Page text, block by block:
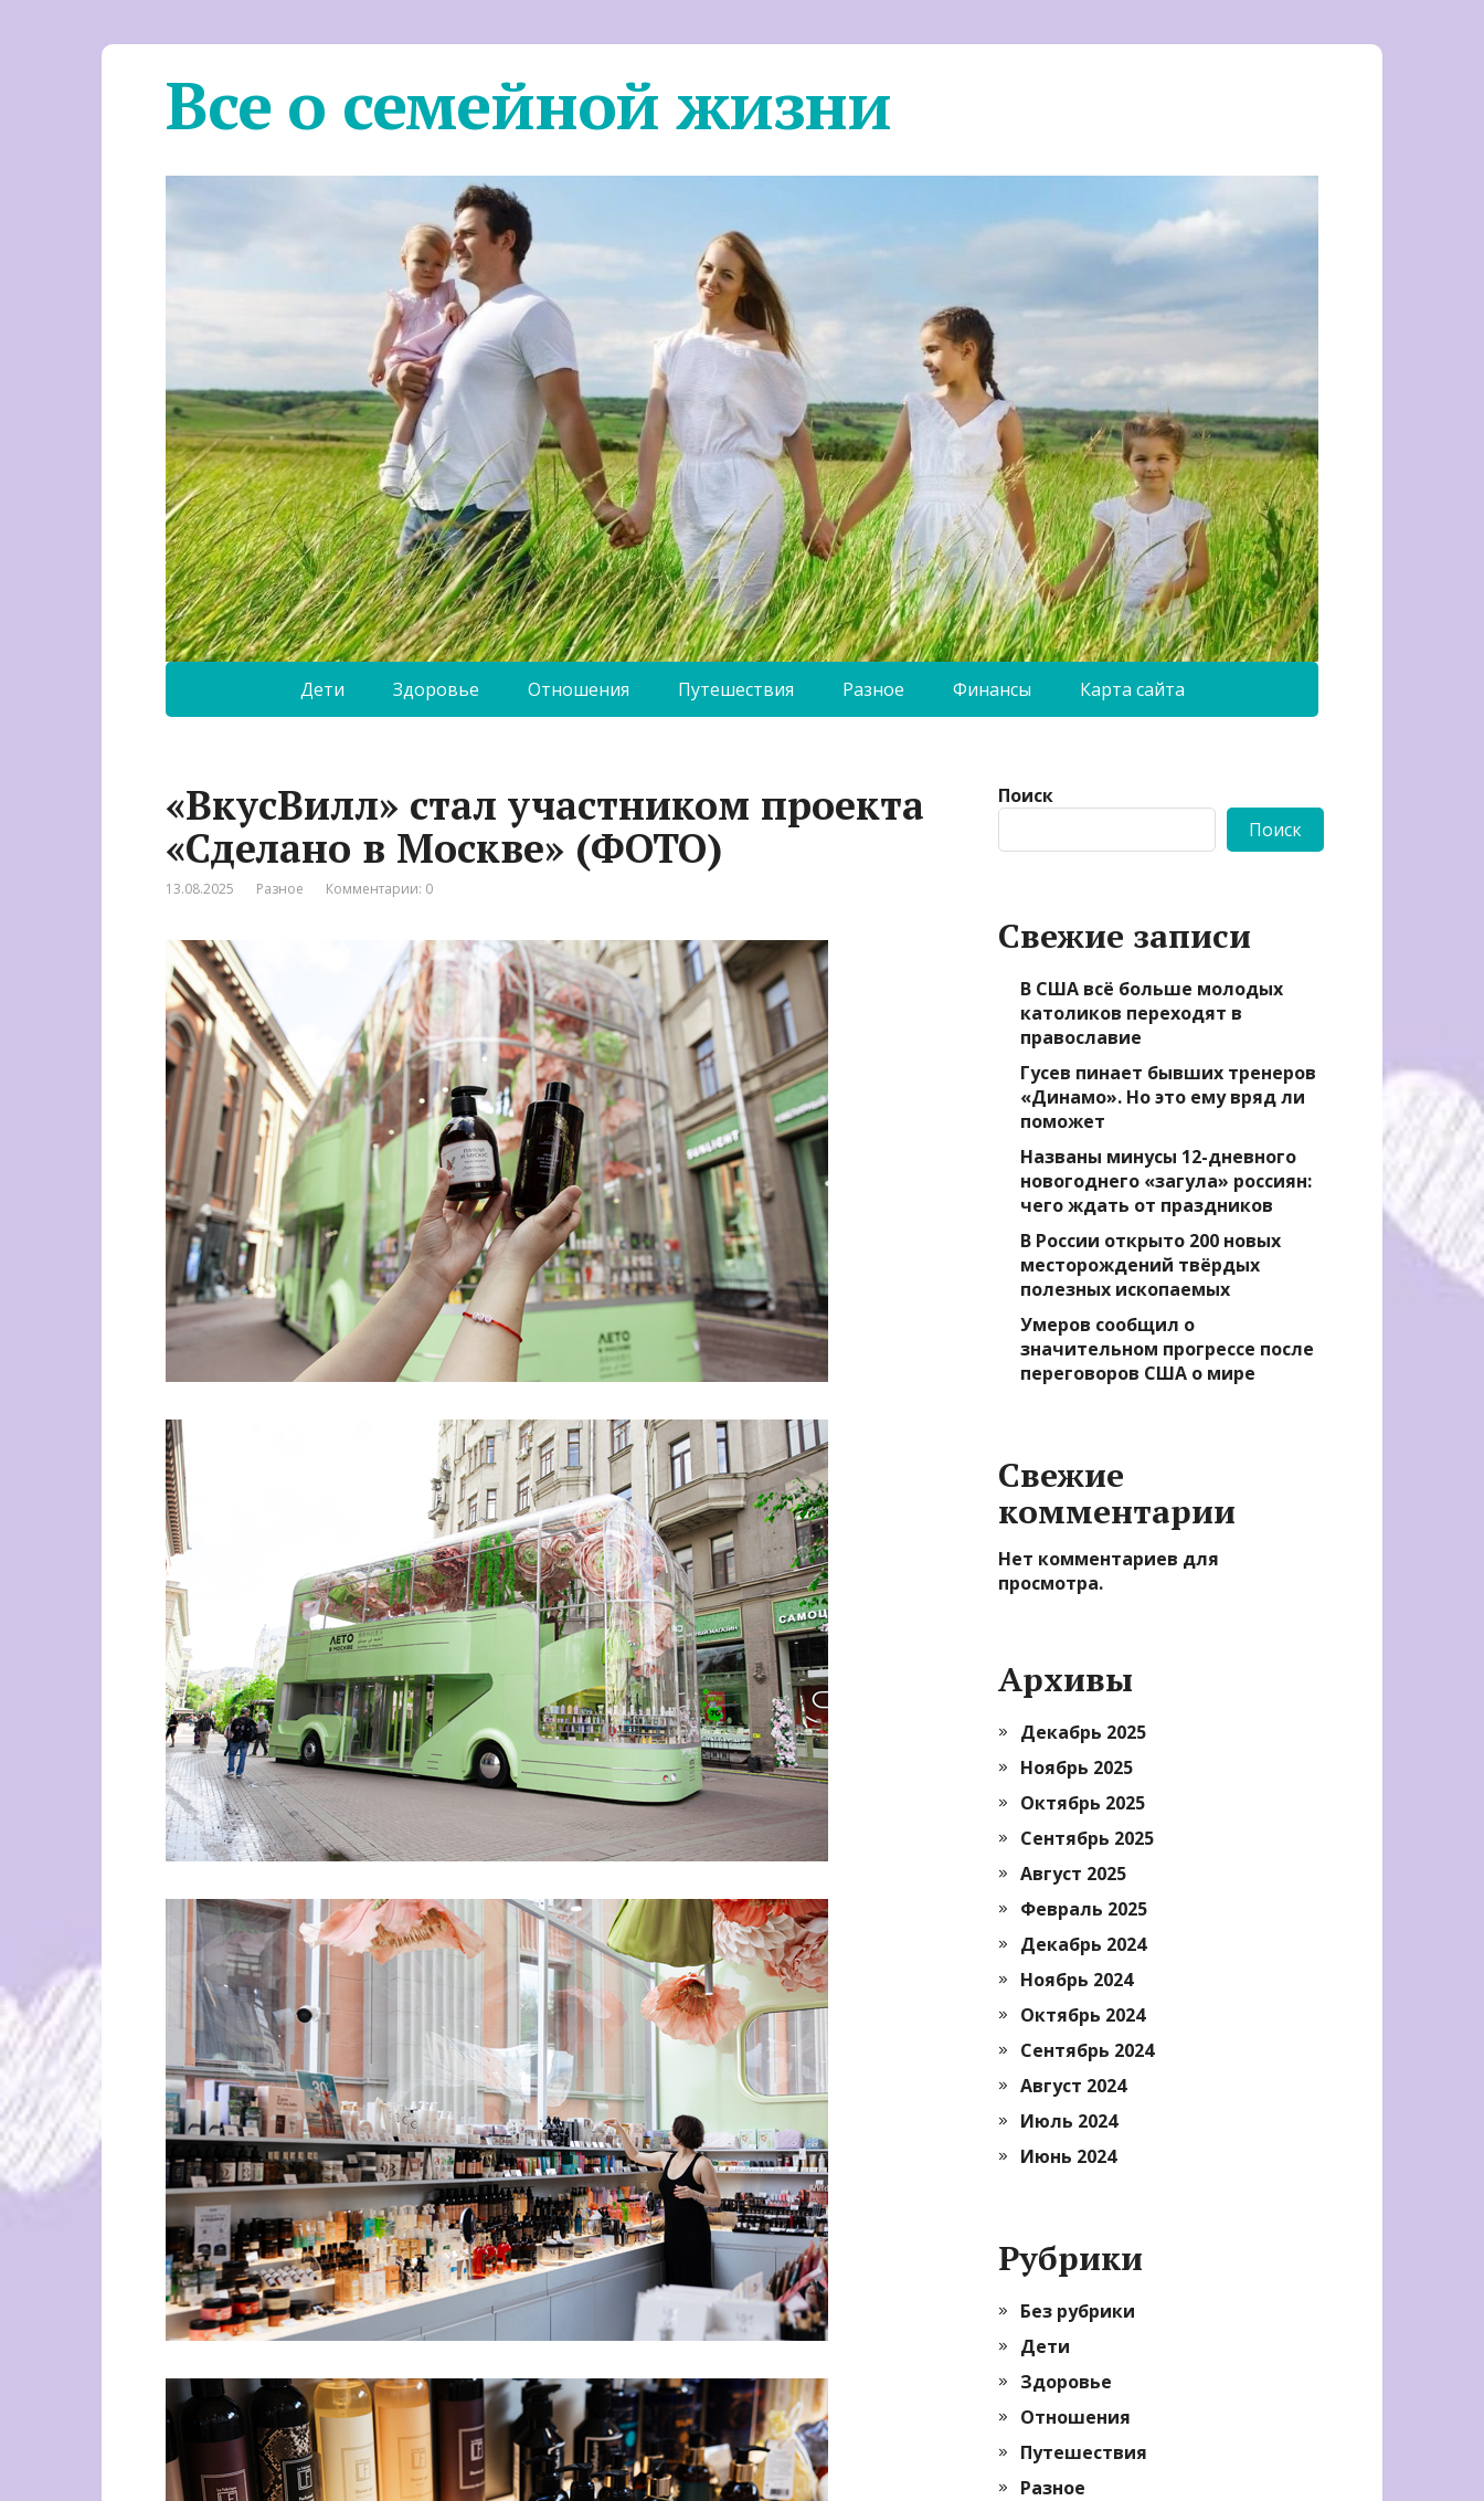
Все о семейной жизни
Дети Здоровье Отношения Путешествия Разное Финансы Карта сайта
«ВкусВилл» стал участником проекта
«Сделано в Москве» (ФОТО)
13.08.2025 Разное Комментарии: 0
Поиск
Поиск
Свежие записи
В США всё больше молодых
католиков переходят в
православие
Гусев пинает бывших тренеров
«Динамо». Но это ему вряд ли
поможет
Названы минусы 12-дневного
новогоднего «загула» россиян:
чего ждать от праздников
В России открыто 200 новых
месторождений твёрдых
полезных ископаемых
Умеров сообщил о
значительном прогрессе после
переговоров США о мире
Свежие
комментарии
Нет комментариев для
просмотра.
Архивы
Декабрь 2025
Ноябрь 2025
Октябрь 2025
Сентябрь 2025
Август 2025
Февраль 2025
Декабрь 2024
Ноябрь 2024
Октябрь 2024
Сентябрь 2024
Август 2024
Июль 2024
Июнь 2024
Рубрики
Без рубрики
Дети
Здоровье
Отношения
Путешествия
Разное